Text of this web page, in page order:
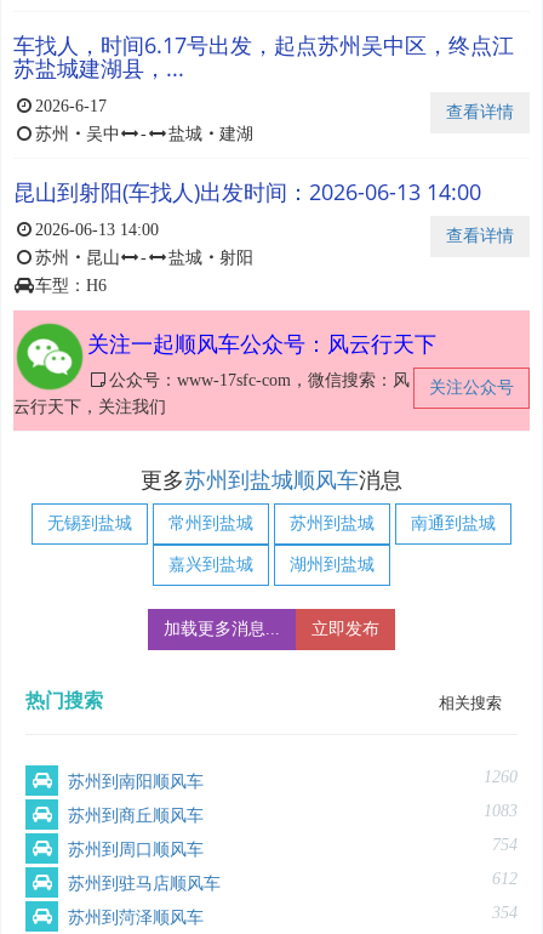
车找人，时间6.17号出发，起点苏州吴中区，终点江
苏盐城建湖县，...
查看详情
2026-6-17
苏州 ・ 吴中 - 盐城・ 建湖
昆山到射阳(车找人)出发时间：2026-06-13 14:00
查看详情
2026-06-13 14:00
苏州 ・ 昆山 - 盐城・ 射阳
车型：H6
关注一起顺风车公众号：风云行天下
关注公众号
公众号：www-17sfc-com，微信搜索：风
云行天下，关注我们
更多苏州到盐城顺风车消息
无锡到盐城 常州到盐城 苏州到盐城 南通到盐城
嘉兴到盐城 湖州到盐城
加载更多消息... 立即发布
热门搜索 相关搜索
苏州到南阳顺风车 1260
苏州到商丘顺风车 1083
苏州到周口顺风车 754
苏州到驻马店顺风车 612
苏州到菏泽顺风车 354